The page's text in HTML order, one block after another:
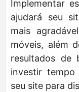
Implementar
ajudará seu
mais
móveis, além
resultados de
investir
seu site para